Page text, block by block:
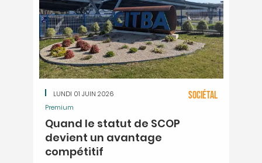
LUNDI 01 JUIN 2026
Quand le statut de SCOP
devient un avantage
compétitif
SOCIÉTAL
Premium